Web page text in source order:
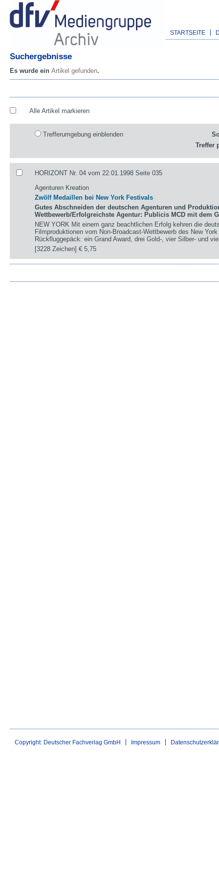
STARTSEITE
Suchergebnisse
Es wurde ein Artikel gefunden.
Alle Artikel markieren
Trefferumgebung einblenden
Treffer
HORIZONT Nr. 04 vom 22.01.1998 Seite 035
Agenturen Kreation
Zwölf Medaillen bei New York Festivals
Gutes Abschneiden der deutschen Agenturen und
Wettbewerb/Erfolgreichste Agentur: Publicis MCD mit dem
NEW YORK Mit einem ganz beachtlichen Erfolg kehren die
Filmproduktionen vom Non-Broadcast-Wettbewerb des New
Rückfluggepäck: ein Grand Award, drei Gold-, vier Silber- und
[3228 Zeichen]€ 5,75
Copyright: Deutscher Fachverlag GmbH Impressum